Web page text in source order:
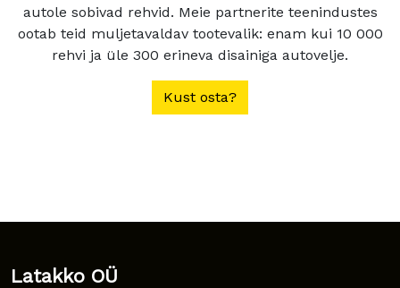
autole sobivad rehvid. Meie partnerite teenindustes
ootab teid muljetavaldav tootevalik: enam kui 10 000
rehvi ja üle 300 erineva disainiga autovelje.
Kust osta?
Latakko OÜ